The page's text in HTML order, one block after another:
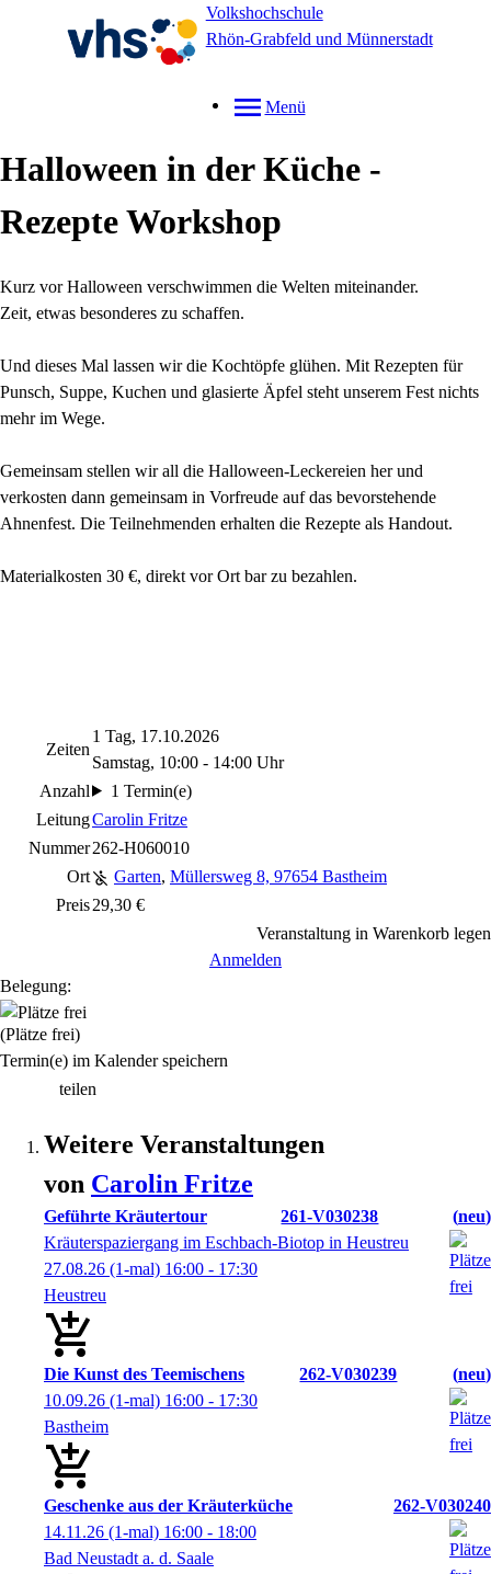
Volkshochschule
Rhön-Grabfeld und Münnerstadt
Menü
Halloween in der Küche -
Rezepte Workshop
Kurz vor Halloween verschwimmen die Welten miteinander.
Zeit, etwas besonderes zu schaffen.
Und dieses Mal lassen wir die Kochtöpfe glühen. Mit Rezepten für
Punsch, Suppe, Kuchen und glasierte Äpfel steht unserem Fest nichts
mehr im Wege.
Gemeinsam stellen wir all die Halloween-Leckereien her und
verkosten dann gemeinsam in Vorfreude auf das bevorstehende
Ahnenfest. Die Teilnehmenden erhalten die Rezepte als Handout.
Materialkosten 30 €, direkt vor Ort bar zu bezahlen.
Zeiten
1 Tag, 17.10.2026
Samstag, 10:00 - 14:00 Uhr
Anzahl
1 Termin(e)
LeitungCarolin Fritze
Nummer262-H060010
Ort
Garten, Müllersweg 8, 97654 Bastheim
Preis29,30 €
Veranstaltung in Warenkorb legen
Anmelden
Belegung:
(Plätze frei)
Termin(e) im Kalender speichern
teilen
Weitere Veranstaltungen
von Carolin Fritze
Geführte Kräutertour 261-V030238
neu
Kräuterspaziergang im Eschbach-Biotop in Heustreu
27.08.26 (1-mal) 16:00 - 17:30
Heustreu
Die Kunst des Teemischens 262-V030239
neu
10.09.26 (1-mal) 16:00 - 17:30
Bastheim
Geschenke aus der Kräuterküche
262-V030240
14.11.26 (1-mal) 16:00 - 18:00
Bad Neustadt a. d. Saale